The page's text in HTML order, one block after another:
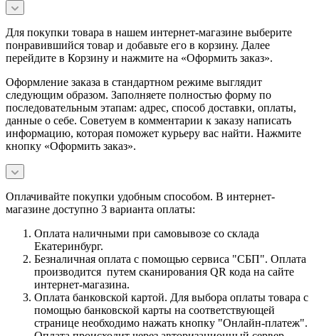
Для покупки товара в нашем интернет-магазине выберите
понравившийся товар и добавьте его в корзину. Далее
перейдите в Корзину и нажмите на «Оформить заказ».
Оформление заказа в стандартном режиме выглядит
следующим образом. Заполняете полностью форму по
последовательным этапам: адрес, способ доставки, оплаты,
данные о себе. Советуем в комментарии к заказу написать
информацию, которая поможет курьеру вас найти. Нажмите
кнопку «Оформить заказ».
Оплачивайте покупки удобным способом. В интернет-
магазине доступно 3 варианта оплаты:
Оплата наличными при самовывозе со склада
Екатеринбург.
Безналичная оплата с помощью сервиса "СБП". Оплата
производится путем сканирования QR кода на сайте
интернет-магазина.
Оплата банковской картой. Для выбора оплаты товара с
помощью банковской карты на соответствующей
странице необходимо нажать кнопку "Онлайн-платеж".